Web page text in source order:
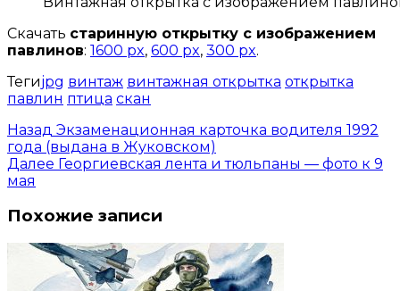
Скачать старинную открытку с изображением
павлинов: 1600 px, 600 px, 300 px.
Тегиjpg винтаж винтажная открытка открытка
павлин птица скан
Назад Экзаменационная карточка водителя 1992
года (выдана в Жуковском)
Далее Георгиевская лента и тюльпаны — фото к 9
мая
Похожие записи